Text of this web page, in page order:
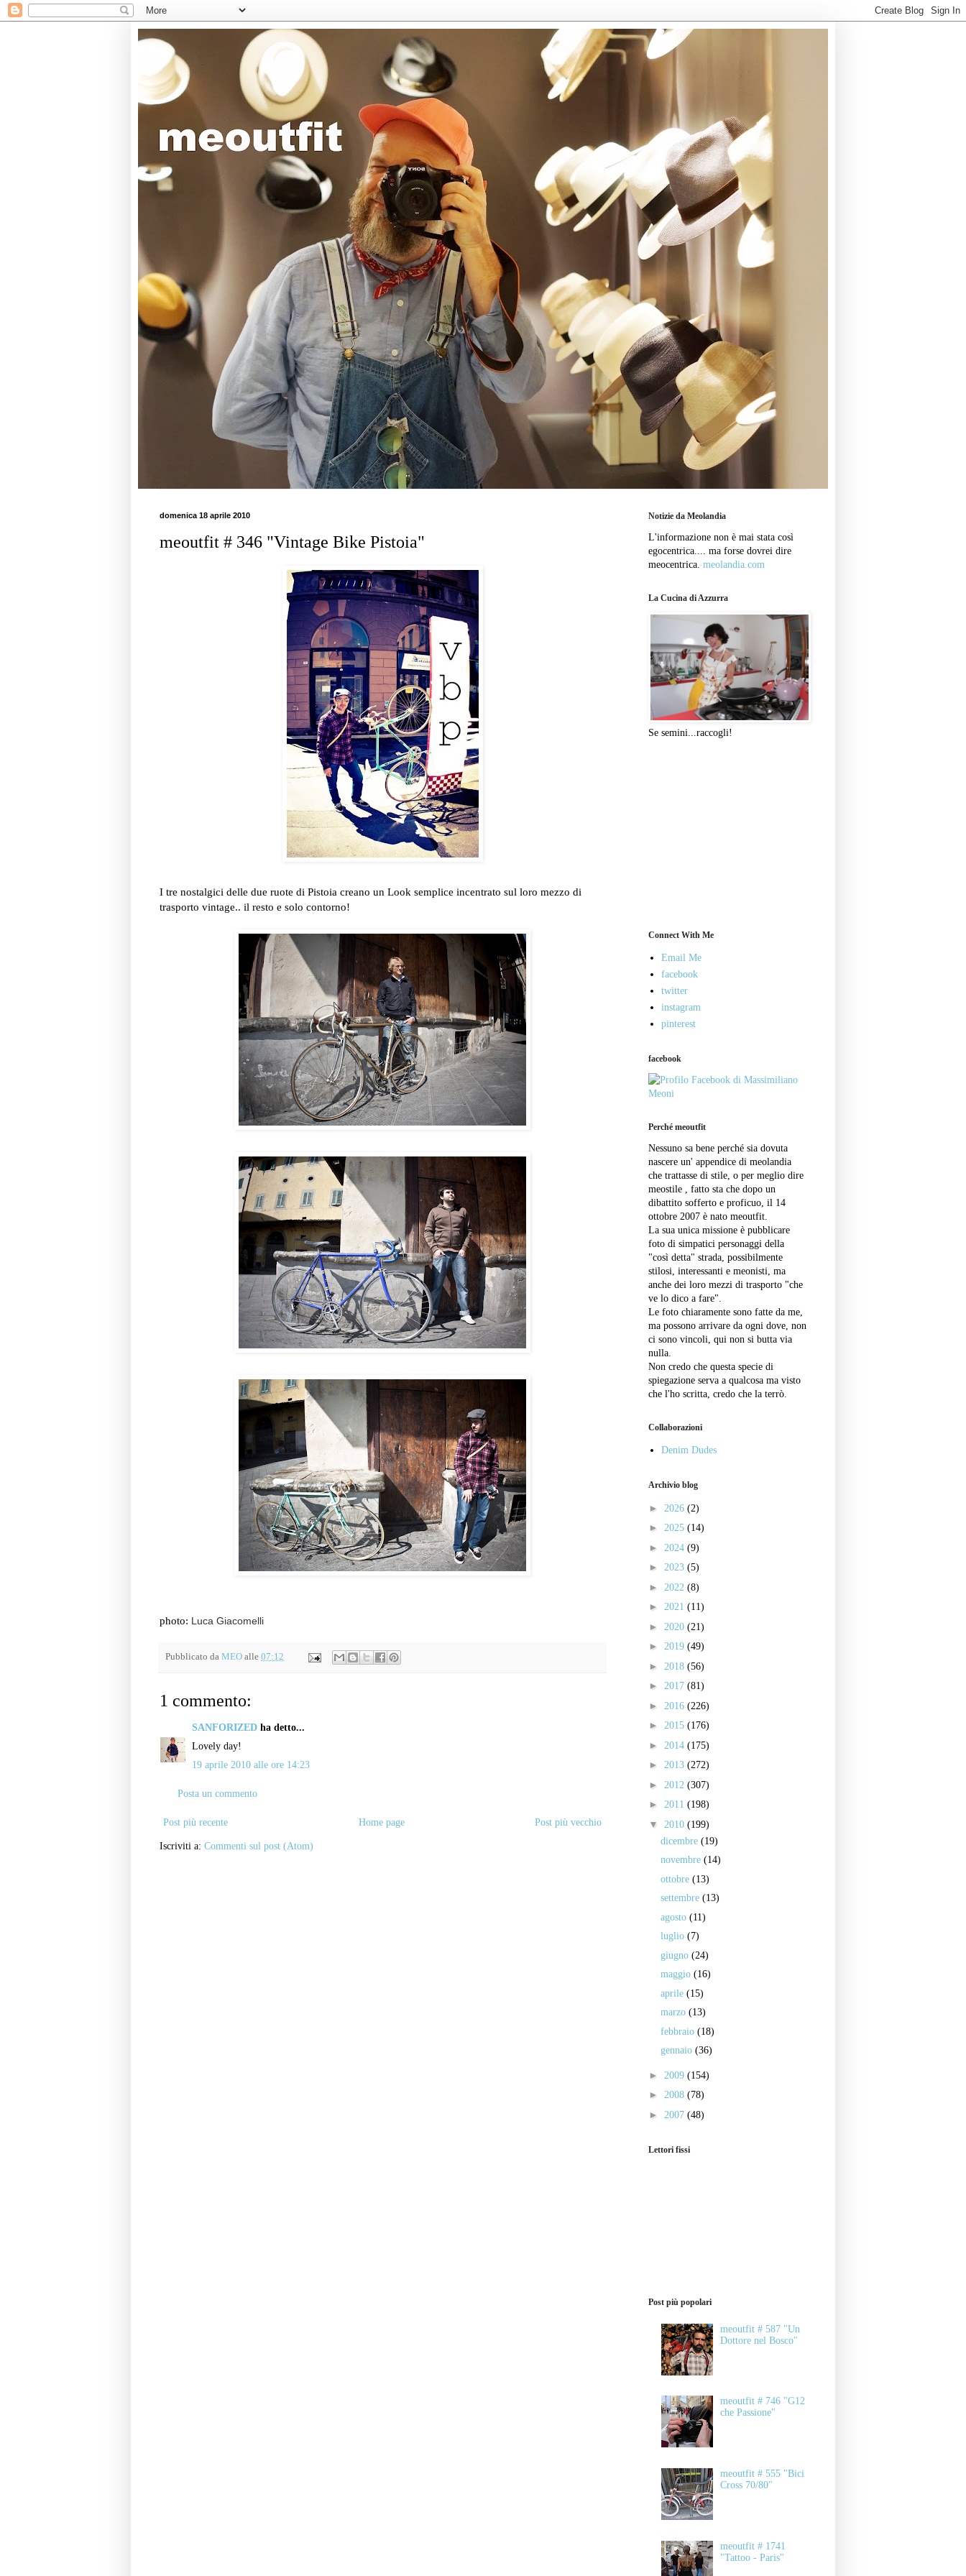
domenica 18 aprile 2010
meoutfit # 346 "Vintage Bike Pistoia"
I tre nostalgici delle due ruote di Pistoia creano un Look semplice incentrato sul loro mezzo di
trasporto vintage.. il resto e solo contorno!
photo: Luca Giacomelli
Pubblicato da MEO alle 07:12
1 commento:
SANFORIZED ha detto...
Lovely day!
19 aprile 2010 alle ore 14:23
Posta un commento
Post più recente Post più vecchio
Home page
Iscriviti a: Commenti sul post (Atom)
Notizie da Meolandia
L'informazione non è mai stata così
egocentrica.... ma forse dovrei dire
meocentrica. meolandia.com
La Cucina di Azzurra
Se semini...raccogli!
Connect With Me
Email Me
facebook
twitter
instagram
pinterest
facebook
Perché meoutfit
Nessuno sa bene perché sia dovuta
nascere un' appendice di meolandia
che trattasse di stile, o per meglio dire
meostile , fatto sta che dopo un
dibattito sofferto e proficuo, il 14
ottobre 2007 è nato meoutfit.
La sua unica missione è pubblicare
foto di simpatici personaggi della
"così detta" strada, possibilmente
stilosi, interessanti e meonisti, ma
anche dei loro mezzi di trasporto "che
ve lo dico a fare".
Le foto chiaramente sono fatte da me,
ma possono arrivare da ogni dove, non
ci sono vincoli, qui non si butta via
nulla.
Non credo che questa specie di
spiegazione serva a qualcosa ma visto
che l'ho scritta, credo che la terrò.
Collaborazioni
Denim Dudes
Archivio blog
► 2026 (2)
► 2025 (14)
► 2024 (9)
► 2023 (5)
► 2022 (8)
► 2021 (11)
► 2020 (21)
► 2019 (49)
► 2018 (56)
► 2017 (81)
► 2016 (226)
► 2015 (176)
► 2014 (175)
► 2013 (272)
► 2012 (307)
► 2011 (198)
▼ 2010 (199)
dicembre (19)
novembre (14)
ottobre (13)
settembre (13)
agosto (11)
luglio (7)
giugno (24)
maggio (16)
aprile (15)
marzo (13)
febbraio (18)
gennaio (36)
► 2009 (154)
► 2008 (78)
► 2007 (48)
Lettori fissi
Post più popolari
meoutfit # 587 "Un
Dottore nel Bosco"
meoutfit # 746 "G12
che Passione"
meoutfit # 555 "Bici
Cross 70/80"
meoutfit # 1741
"Tattoo - Paris"